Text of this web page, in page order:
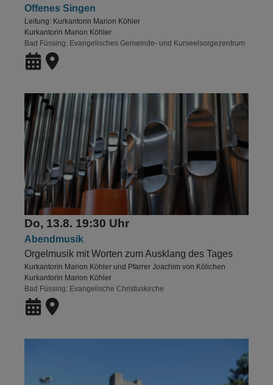
Offenes Singen
Leitung: Kurkantorin Marion Köhler
Kurkantorin Marion Köhler
Bad Füssing
Evangelisches Gemeinde- und Kurseelsorgezentrum
Do, 13.8. 19:30 Uhr
Abendmusik
Orgelmusik mit Worten zum Ausklang des Tages
Kurkantorin Marion Köhler und Pfarrer Joachim von Kölichen
Kurkantorin Marion Köhler
Bad Füssing
Evangelische Christuskirche